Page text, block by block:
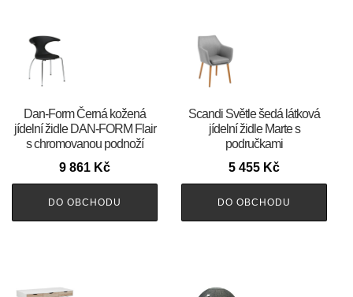
​​​​​Dan-Form Černá kožená
jídelní židle DAN-FORM Flair
s chromovanou podnoží
9 861 Kč
DO OBCHODU
Scandi Světle šedá látková
jídelní židle Marte s
područkami
5 455 Kč
DO OBCHODU